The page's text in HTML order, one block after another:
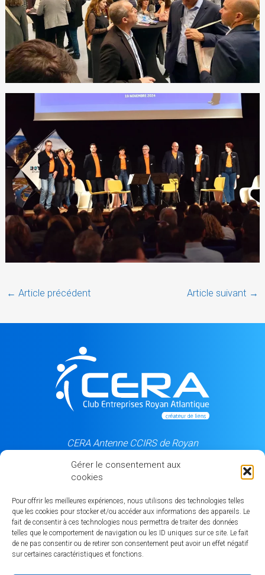
Gérer le consentement aux
cookies
Pour offrir les meilleures expériences, nous utilisons des technologies telles
que les cookies pour stocker et/ou accéder aux informations des appareils. Le
fait de consentir à ces technologies nous permettra de traiter des données
telles que le comportement de navigation ou les ID uniques sur ce site. Le fait
de ne pas consentir ou de retirer son consentement peut avoir un effet négatif
sur certaines caractéristiques et fonctions.
← Article précédent Article suivant →
CERA Antenne CCIRS de Royan
17205 Royan cedex
06 84 50 99 87
Notre partenaire